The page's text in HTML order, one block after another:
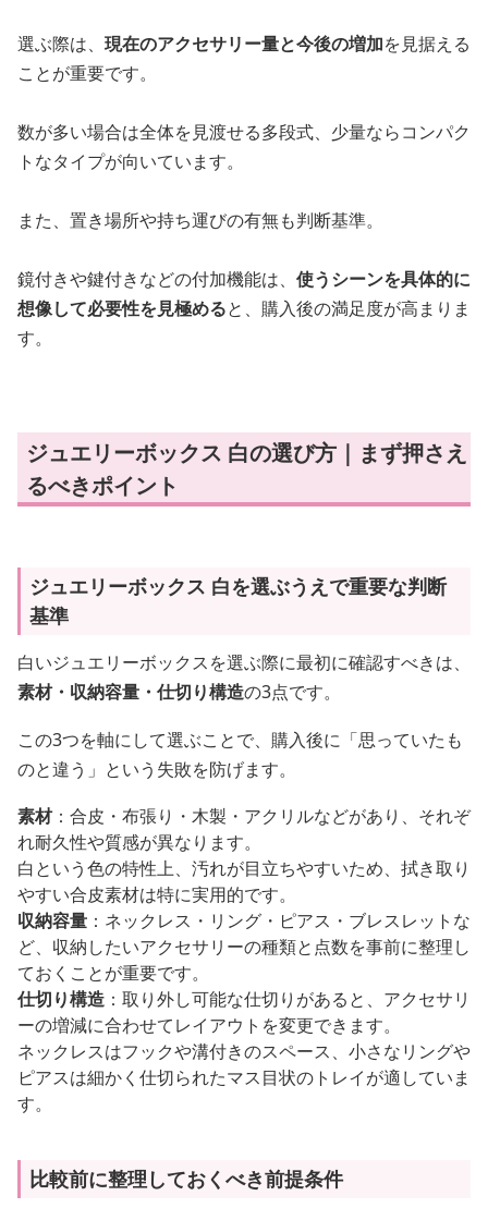
選ぶ際は、 現在のアクセサリー量と今後の増加を見据える
ことが重要です。
数が多い場合は全体を見渡せる多段式、少量ならコンパク
トなタイプが向いています。
また、置き場所や持ち運びの有無も判断基準。
鏡付きや鍵付きなどの付加機能は、 使うシーンを具体的に
想像して必要性を見極めると、購入後の満足度が高まりま
す。
ジュエリーボックス 白の選び方｜まず押さえ
るべきポイント
ジュエリーボックス 白を選ぶうえで重要な判断
基準
白いジュエリーボックスを選ぶ際に最初に確認すべきは、
素材・収納容量・仕切り構造の3点です。
この3つを軸にして選ぶことで、購入後に「思っていたも
のと違う」という失敗を防げます。
素材：合皮・布張り・木製・アクリルなどがあり、それぞ
れ耐久性や質感が異なります。
白という色の特性上、汚れが目立ちやすいため、拭き取り
やすい合皮素材は特に実用的です。
収納容量 ：ネックレス・リング・ピアス・ブレスレットな
ど、収納したいアクセサリーの種類と点数を事前に整理し
ておくことが重要です。
仕切り構造 ：取り外し可能な仕切りがあると、アクセサリ
ーの増減に合わせてレイアウトを変更できます。
ネックレスはフックや溝付きのスペース、小さなリングや
ピアスは細かく仕切られたマス目状のトレイが適していま
す。
比較前に整理しておくべき前提条件